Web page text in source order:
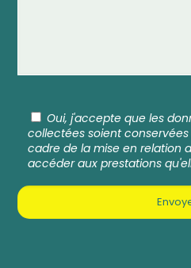
Oui, j'accepte que les
collectées soient
cadre de la mise en relation
accéder aux prestations